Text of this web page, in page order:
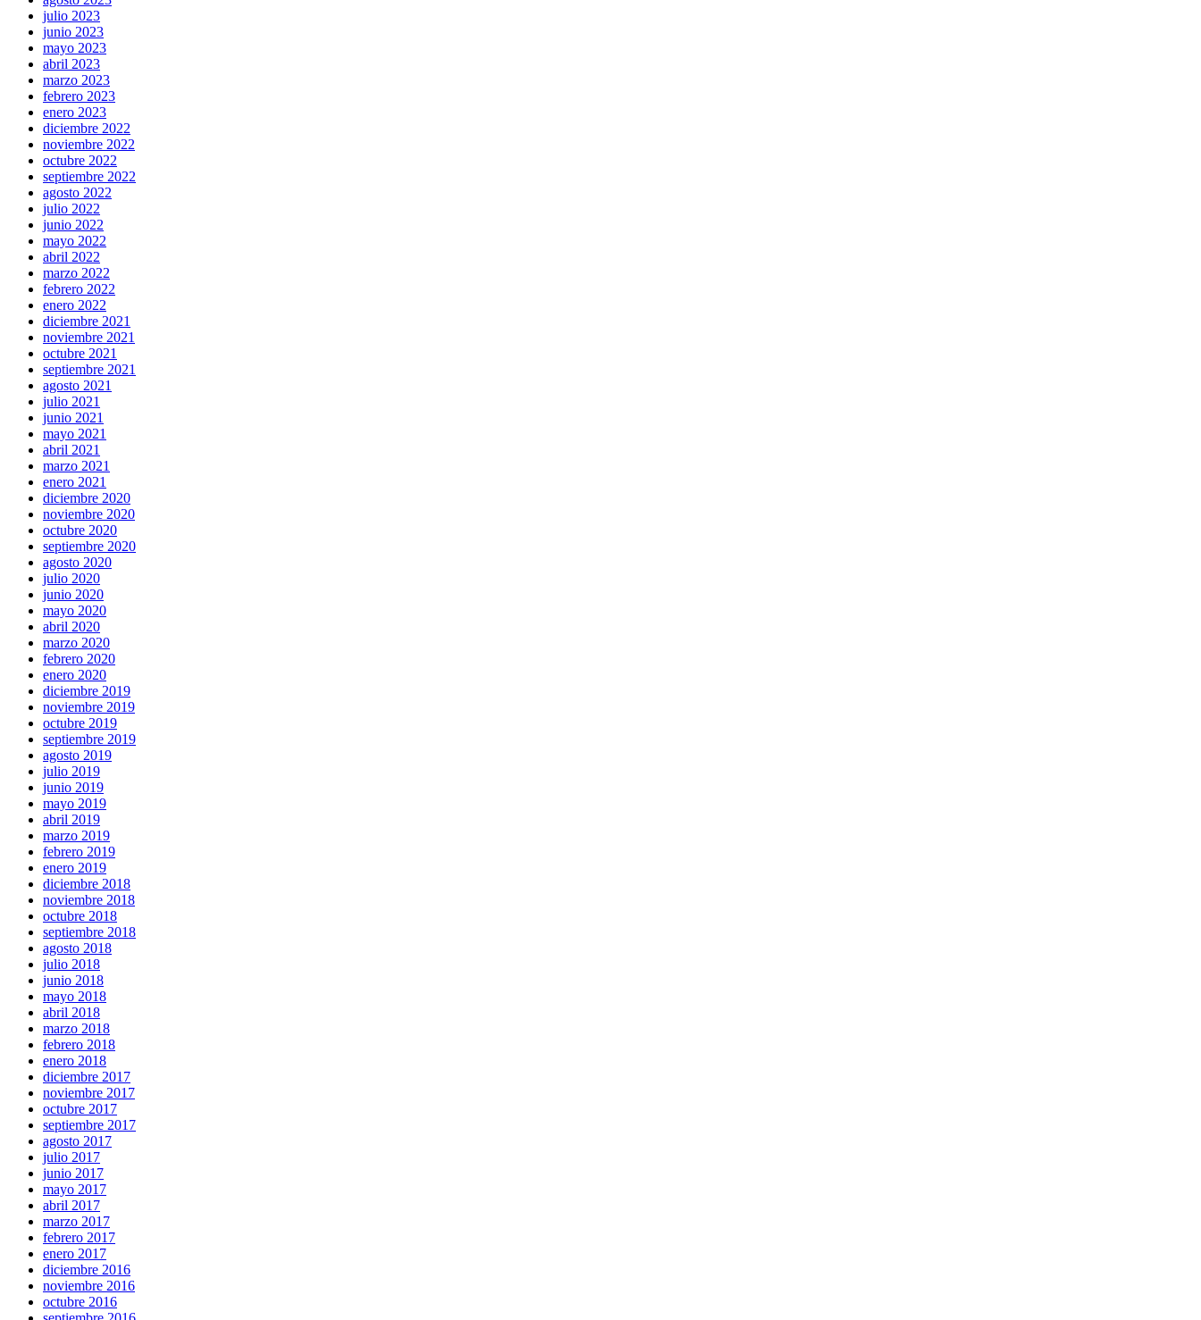
julio 2023
junio 2023
mayo 2023
abril 2023
marzo 2023
febrero 2023
enero 2023
diciembre 2022
noviembre 2022
octubre 2022
septiembre 2022
agosto 2022
julio 2022
junio 2022
mayo 2022
abril 2022
marzo 2022
febrero 2022
enero 2022
diciembre 2021
noviembre 2021
octubre 2021
septiembre 2021
agosto 2021
julio 2021
junio 2021
mayo 2021
abril 2021
marzo 2021
enero 2021
diciembre 2020
noviembre 2020
octubre 2020
septiembre 2020
agosto 2020
julio 2020
junio 2020
mayo 2020
abril 2020
marzo 2020
febrero 2020
enero 2020
diciembre 2019
noviembre 2019
octubre 2019
septiembre 2019
agosto 2019
julio 2019
junio 2019
mayo 2019
abril 2019
marzo 2019
febrero 2019
enero 2019
diciembre 2018
noviembre 2018
octubre 2018
septiembre 2018
agosto 2018
julio 2018
junio 2018
mayo 2018
abril 2018
marzo 2018
febrero 2018
enero 2018
diciembre 2017
noviembre 2017
octubre 2017
septiembre 2017
agosto 2017
julio 2017
junio 2017
mayo 2017
abril 2017
marzo 2017
febrero 2017
enero 2017
diciembre 2016
noviembre 2016
octubre 2016